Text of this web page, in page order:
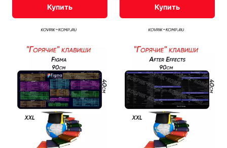
Купить Купить
СССР
Транспорт Абстракция
Фентези Космос